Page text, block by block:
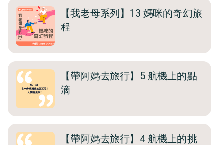
【我老母系列】13 媽咪的奇幻旅
程
【帶阿媽去旅行】5 航機上的點
滴
【帶阿媽去旅行】4 航機上的挑